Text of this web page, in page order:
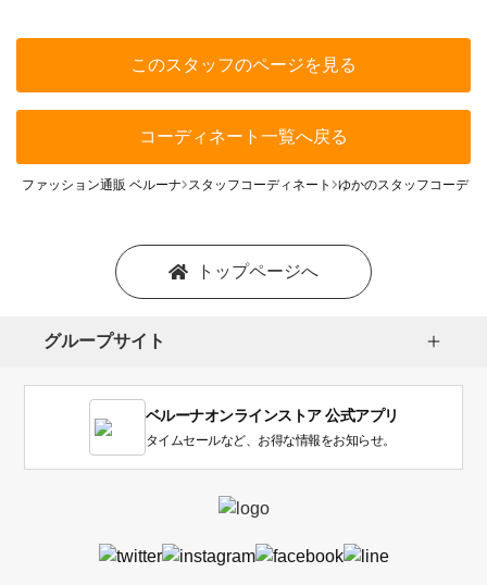
このスタッフのページを見る
コーディネート一覧へ戻る
ファッション通販 ベルーナ スタッフコーディネート ゆかのスタッフコーディ
トップページへ
グループサイト
ベルーナオンラインストア 公式アプリ
タイムセールなど、お得な情報をお知らせ。